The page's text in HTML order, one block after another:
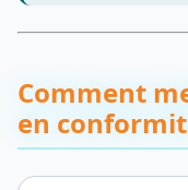
Comment
en